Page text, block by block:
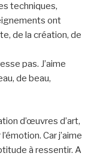
techniques,
ont
de la création, de
pas. J’aime
de beau,
d’œuvres d’art,
Car j’aime
à ressentir. A